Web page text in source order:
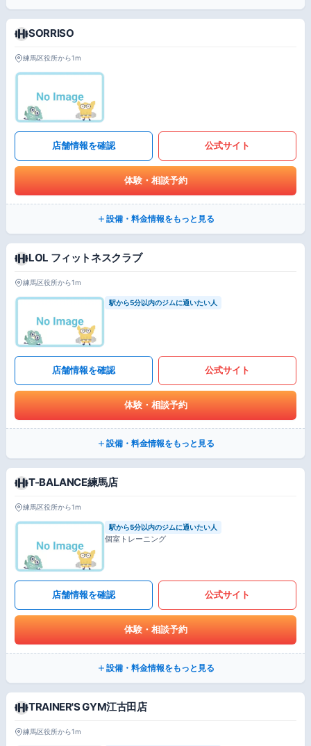
SORRISO
練馬区役所から1m
店舗情報を確認 公式サイト
体験・相談予約
設備・料金情報をもっと見る
LOL フィットネスクラブ
練馬区役所から1m
駅から5分以内のジムに通いたい人
店舗情報を確認 公式サイト
体験・相談予約
設備・料金情報をもっと見る
T-BALANCE練馬店
練馬区役所から1m
駅から5分以内のジムに通いたい人
個室トレーニング
店舗情報を確認 公式サイト
体験・相談予約
設備・料金情報をもっと見る
TRAINER'S GYM江古田店
練馬区役所から1m